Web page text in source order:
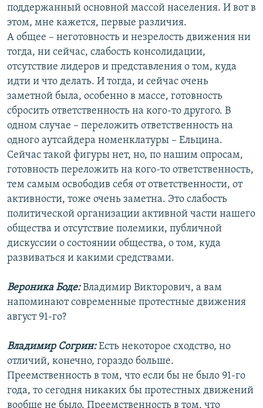
поддержанный основной массой населения. И вот в
этом, мне кажется, первые различия.
А общее – неготовность и незрелость движения ни
тогда, ни сейчас, слабость консолидации,
отсутствие лидеров и представления о том, куда
идти и что делать. И тогда, и сейчас очень
заметной была, особенно в массе, готовность
сбросить ответственность на кого-то другого. В
одном случае – переложить ответственность на
одного аутсайдера номенклатуры – Ельцина.
Сейчас такой фигуры нет, но, по нашим опросам,
готовность переложить на кого-то ответственность,
тем самым освободив себя от ответственности, от
активности, тоже очень заметна. Это слабость
политической организации активной части нашего
общества и отсутствие полемики, публичной
дискуссии о состоянии общества, о том, куда
развиваться и какими средствами.
Вероника Боде:Владимир Викторович, а вам
напоминают современные протестные движения
август 91-го?
Владимир Согрин:Есть некоторое сходство, но
отличий, конечно, гораздо больше.
Преемственность в том, что если бы не было 91-го
года, то сегодня никаких бы протестных движений
вообще не было. Преемственность в том, что